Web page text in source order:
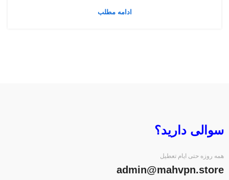
ادامه مطلب
سوالی دارید؟
همه روزه حتی ایام تعطیل
admin@mahvpn.store